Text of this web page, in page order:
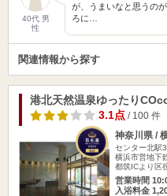
40代 男
性
が、うまいなと思うの
ろに…
関連情報から探す
港北天然温泉ゆったり
3.1点 / 100 件
神奈川県 /
センター北駅
横浜市営地下
都筑ICより区
営業時間
入浴料金